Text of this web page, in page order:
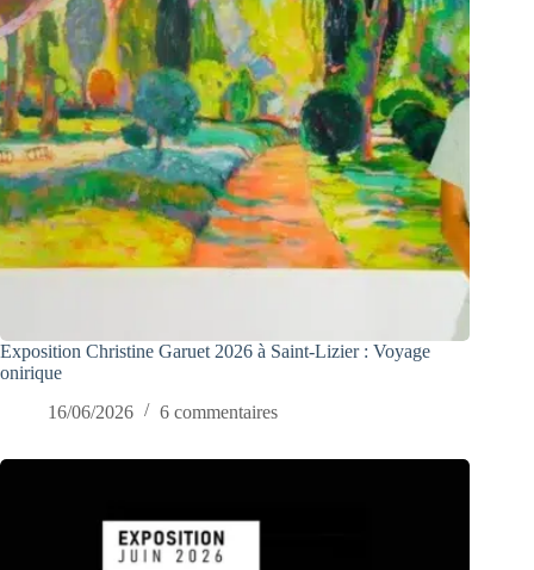
Exposition Christine Garuet 2026 à Saint-Lizier : Voyage
onirique
16/06/2026
6 commentaires